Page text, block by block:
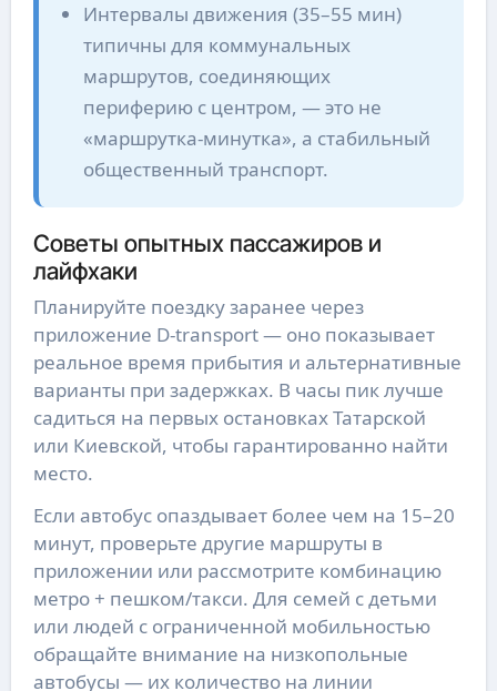
Интервалы движения (35–55 мин)
типичны для коммунальных
маршрутов, соединяющих
периферию с центром, — это не
«маршрутка-минутка», а стабильный
общественный транспорт.
Советы опытных пассажиров и
лайфхаки
Планируйте поездку заранее через
приложение D-transport — оно показывает
реальное время прибытия и альтернативные
варианты при задержках. В часы пик лучше
садиться на первых остановках Татарской
или Киевской, чтобы гарантированно найти
место.
Если автобус опаздывает более чем на 15–20
минут, проверьте другие маршруты в
приложении или рассмотрите комбинацию
метро + пешком/такси. Для семей с детьми
или людей с ограниченной мобильностью
обращайте внимание на низкопольные
автобусы — их количество на линии